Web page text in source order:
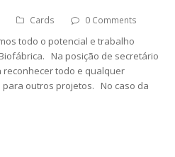
Cards 0 Comments
todo o potencial e trabalho
Na posição de secretário
reconhecer todo e qualquer
outros projetos. No caso da